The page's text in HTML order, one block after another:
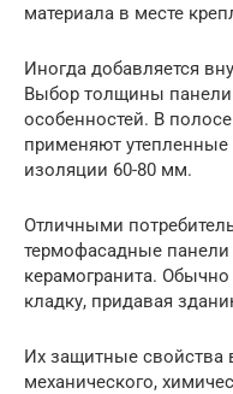
материала в месте
Иногда добавляется
Выбор толщины панели
особенностей. В
применяют
изоляции 60-80 мм.
Отличными
термофасадные
керамогранита.
кладку, придавая
Их защитные свойства
механического,